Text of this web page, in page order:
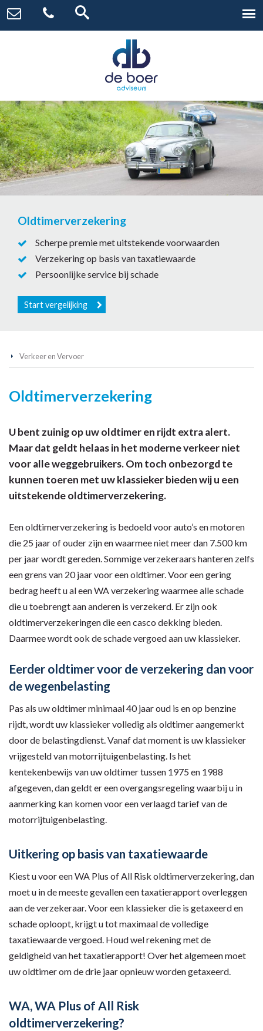
Oldtimerverzekering
Scherpe premie met uitstekende voorwaarden
Verzekering op basis van taxatiewaarde
Persoonlijke service bij schade
Start vergelijking
Verkeer en Vervoer
Oldtimerverzekering
U bent zuinig op uw oldtimer en rijdt extra alert.
Maar dat geldt helaas in het moderne verkeer niet
voor alle weggebruikers. Om toch onbezorgd te
kunnen toeren met uw klassieker bieden wij u een
uitstekende oldtimerverzekering.
Een oldtimerverzekering is bedoeld voor auto’s en motoren
die 25 jaar of ouder zijn en waarmee niet meer dan 7.500 km
per jaar wordt gereden. Sommige verzekeraars hanteren zelfs
een grens van 20 jaar voor een oldtimer. Voor een gering
bedrag heeft u al een WA verzekering waarmee alle schade
die u toebrengt aan anderen is verzekerd. Er zijn ook
oldtimerverzekeringen die een casco dekking bieden.
Daarmee wordt ook de schade vergoed aan uw klassieker.
Eerder oldtimer voor de verzekering dan voor
de wegenbelasting
Pas als uw oldtimer minimaal 40 jaar oud is en op benzine
rijdt, wordt uw klassieker volledig als oldtimer aangemerkt
door de belastingdienst. Vanaf dat moment is uw klassieker
vrijgesteld van motorrijtuigenbelasting. Is het
kentekenbewijs van uw oldtimer tussen 1975 en 1988
afgegeven, dan geldt er een overgangsregeling waarbij u in
aanmerking kan komen voor een verlaagd tarief van de
motorrijtuigenbelasting.
Uitkering op basis van taxatiewaarde
Kiest u voor een WA Plus of All Risk oldtimerverzekering, dan
moet u in de meeste gevallen een taxatierapport overleggen
aan de verzekeraar. Voor een klassieker die is getaxeerd en
schade oploopt, krijgt u tot maximaal de volledige
taxatiewaarde vergoed. Houd wel rekening met de
geldigheid van het taxatierapport! Over het algemeen moet
uw oldtimer om de drie jaar opnieuw worden getaxeerd.
WA, WA Plus of All Risk
oldtimerverzekering?